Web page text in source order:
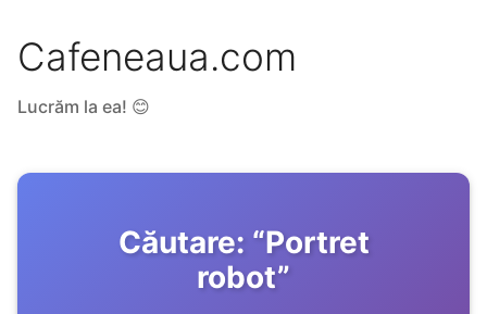
Cafeneaua.com
Lucrăm la ea! 😊
Căutare: “Portret
robot”